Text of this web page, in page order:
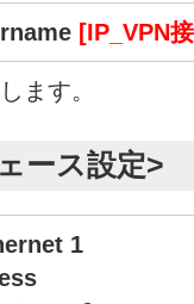
[IP_VPN
ます。
ース設定>
1